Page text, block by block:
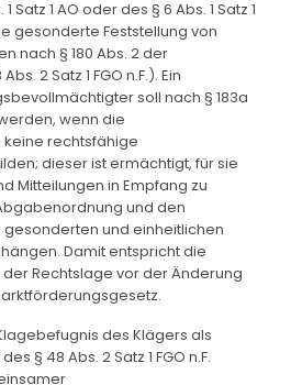
Satz 1 AO oder des § 6 Abs. 1 Satz 1
gesonderte Feststellung von
nach § 180 Abs. 2 der
2 Satz 1 FGO n.F.). Ein
soll nach § 183a
wenn die
rechtsfähige
dieser ist ermächtigt, für sie
Mitteilungen in Empfang zu
und den
und einheitlichen
Damit entspricht die
Rechtslage vor der Änderung
des Klägers als
§ 48 Abs. 2 Satz 1 FGO n.F.